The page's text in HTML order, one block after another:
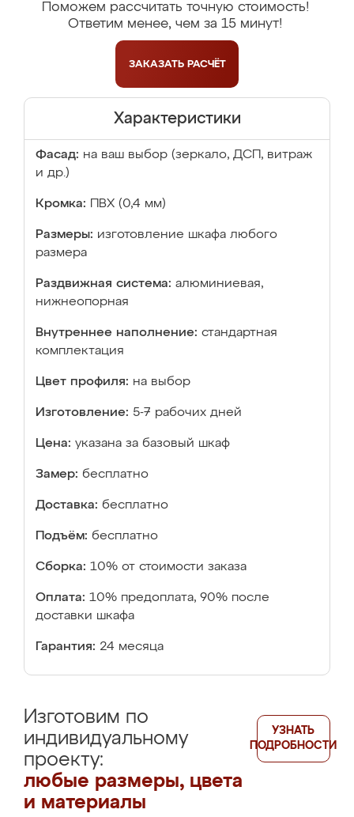
Поможем рассчитать точную стоимость!
Ответим менее, чем за 15 минут!
ЗАКАЗАТЬ РАСЧЁТ
Характеристики
Фасад: на ваш выбор (зеркало, ДСП, витраж
и др.)
Кромка: ПВХ (0,4 мм)
Размеры: изготовление шкафа любого
размера
Раздвижная система: алюминиевая,
нижнеопорная
Внутреннее наполнение: стандартная
комплектация
Цвет профиля: на выбор
Изготовление: 5-7 рабочих дней
Цена: указана за базовый шкаф
Замер: бесплатно
Доставка: бесплатно
Подъём: бесплатно
Сборка: 10% от стоимости заказа
Оплата: 10% предоплата, 90% после
доставки шкафа
Гарантия: 24 месяца
Изготовим по
индивидуальному
проекту:
любые размеры, цвета
и материалы
УЗНАТЬ
ПОДРОБНОСТИ